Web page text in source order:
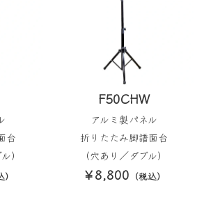
台
）
）
F50CHW
アルミ製パネル
折りたたみ脚譜面台
（穴あり／ダブル）
￥8,800 （税込）